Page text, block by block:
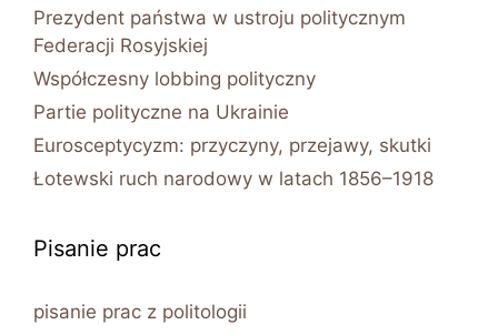
Prezydent państwa w ustroju politycznym
Federacji Rosyjskiej
Współczesny lobbing polityczny
Partie polityczne na Ukrainie
Eurosceptycyzm: przyczyny, przejawy, skutki
Łotewski ruch narodowy w latach 1856–1918
Pisanie prac
pisanie prac z politologii